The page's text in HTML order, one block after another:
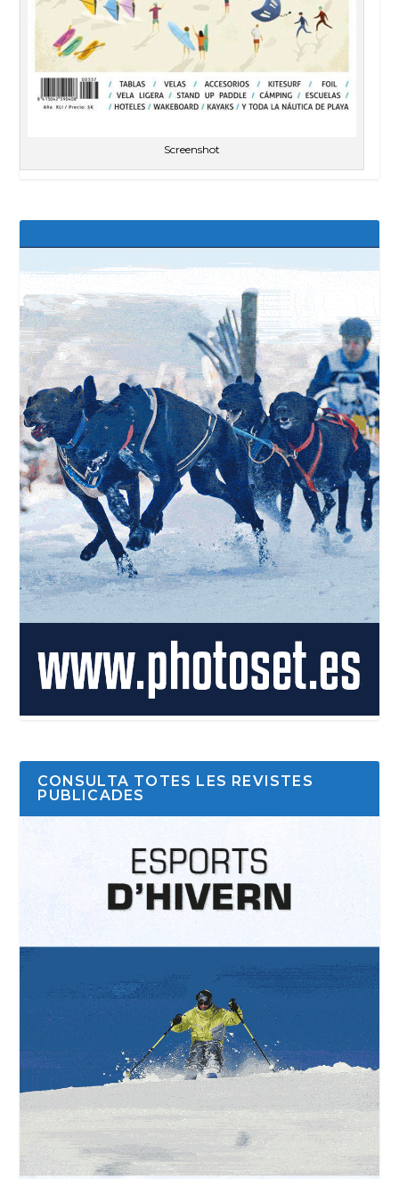
Screenshot
CONSULTA TOTES LES REVISTES
PUBLICADES